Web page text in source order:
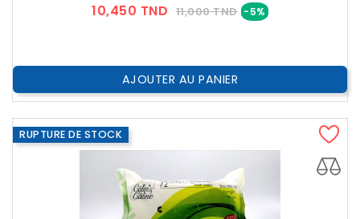
10,450 TND Prix
11,000 TND -5% Prix
AJOUTER AU PANIER
RUPTURE DE STOCK